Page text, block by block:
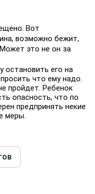
Вот
возможно бежит,
это не он за
остановить его на
что ему надо.
пройдет. Ребенок
опасность, что по
предпринять некие
меры.